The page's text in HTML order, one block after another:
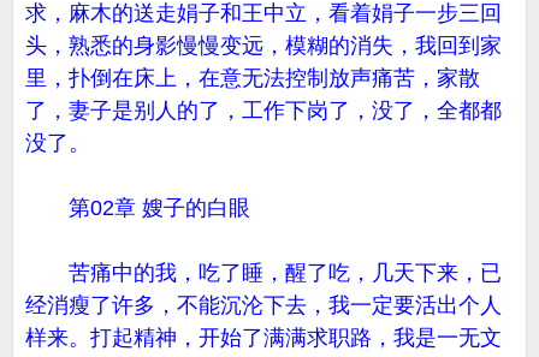
求，麻木的送走娟子和王中立，看着娟子一步三回
头，熟悉的身影慢慢变远，模糊的消失，我回到家
里，扑倒在床上，在意无法控制放声痛苦，家散
了，妻子是别人的了，工作下岗了，没了，全都都
没了。
第02章 嫂子的白眼
苦痛中的我，吃了睡，醒了吃，几天下来，已
经消瘦了许多，不能沉沦下去，我一定要活出个人
样来。打起精神，开始了满满求职路，我是一无文